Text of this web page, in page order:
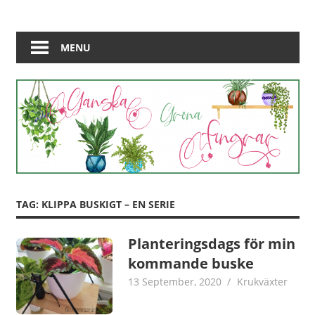
content
Ganska
Gröna
Fingrar
bloggar
om
framfart
bland
krukväxter
MENU
TAG: KLIPPA BUSKIGT – EN SERIE
Planteringsdags för min
kommande buske
13 September, 2020 admin
Krukväxter